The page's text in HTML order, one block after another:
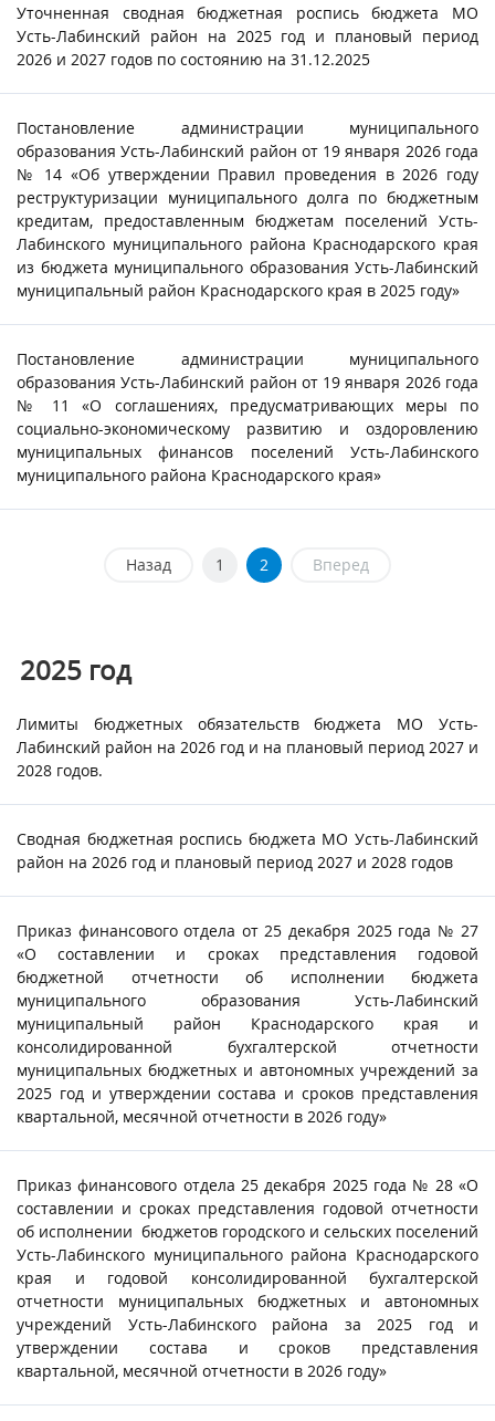
Уточненная сводная бюджетная роспись бюджета МО
Усть-Лабинский район на 2025 год и плановый период
2026 и 2027 годов по состоянию на 31.12.2025
Постановление администрации муниципального
образования Усть-Лабинский район от 19 января 2026 года
№ 14 «Об утверждении Правил проведения в 2026 году
реструктуризации муниципального долга по бюджетным
кредитам, предоставленным бюджетам поселений Усть-
Лабинского муниципального района Краснодарского края
из бюджета муниципального образования Усть-Лабинский
муниципальный район Краснодарского края в 2025 году»
Постановление администрации муниципального
образования Усть-Лабинский район от 19 января 2026 года
№ 11 «О соглашениях, предусматривающих меры по
социально-экономическому развитию и оздоровлению
муниципальных финансов поселений Усть-Лабинского
муниципального района Краснодарского края»
Назад 1 2 Вперед
2025 год
Лимиты бюджетных обязательств бюджета МО Усть-
Лабинский район на 2026 год и на плановый период 2027 и
2028 годов.
Сводная бюджетная роспись бюджета МО Усть-Лабинский
район на 2026 год и плановый период 2027 и 2028 годов
Приказ финансового отдела от 25 декабря 2025 года № 27
«О составлении и сроках представления годовой
бюджетной отчетности об исполнении бюджета
муниципального образования Усть-Лабинский
муниципальный район Краснодарского края и
консолидированной бухгалтерской отчетности
муниципальных бюджетных и автономных учреждений за
2025 год и утверждении состава и сроков представления
квартальной, месячной отчетности в 2026 году»
Приказ финансового отдела 25 декабря 2025 года № 28 «О
составлении и сроках представления годовой отчетности
об исполнении бюджетов городского и сельских поселений
Усть-Лабинского муниципального района Краснодарского
края и годовой консолидированной бухгалтерской
отчетности муниципальных бюджетных и автономных
учреждений Усть-Лабинского района за 2025 год и
утверждении состава и сроков представления
квартальной, месячной отчетности в 2026 году»